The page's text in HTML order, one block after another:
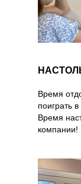
Время
поиграть
Время
компании!